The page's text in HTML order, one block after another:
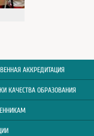
АККРЕДИТАЦИЯ
КАЧЕСТВА ОБРАЗОВАНИЯ